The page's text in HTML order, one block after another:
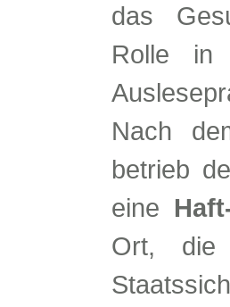
das
Rolle in
Nach
betrieb
eine
Ort, die